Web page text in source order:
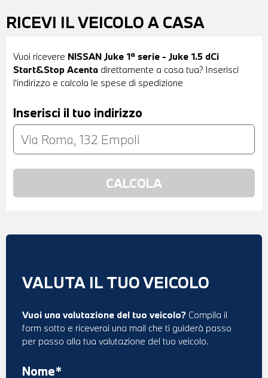
RICEVI IL VEICOLO A CASA
Vuoi ricevere NISSAN Juke 1ª serie - Juke 1.5 dCi
Start&Stop Acenta direttamente a casa tua? Inserisci
l'indirizzo e calcola le spese di spedizione
Inserisci il tuo indirizzo
VALUTA IL TUO VEICOLO
Vuoi una valutazione del tuo veicolo? Compila il
form sotto e riceverai una mail che ti guiderà passo
per passo alla tua valutazione del tuo veicolo.
Nome*